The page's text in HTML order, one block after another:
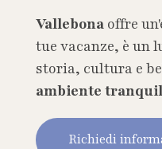
Vallebona offre
tue vacanze, è un
storia, cultura e
ambiente
Richiedi